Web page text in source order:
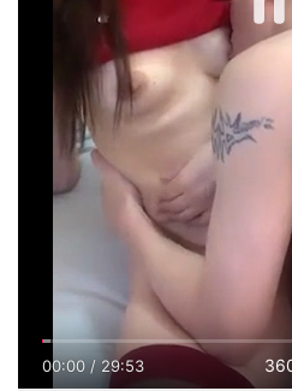
00:01/ 29:53